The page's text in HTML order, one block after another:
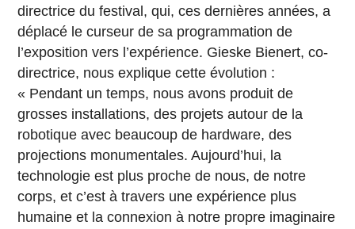
directrice du festival, qui, ces dernières années, a
déplacé le curseur de sa programmation de
l’exposition vers l’expérience. Gieske Bienert, co-
directrice, nous explique cette évolution :
« Pendant un temps, nous avons produit de
grosses installations, des projets autour de la
robotique avec beaucoup de hardware, des
projections monumentales. Aujourd’hui, la
technologie est plus proche de nous, de notre
corps, et c’est à travers une expérience plus
humaine et la connexion à notre propre imaginaire